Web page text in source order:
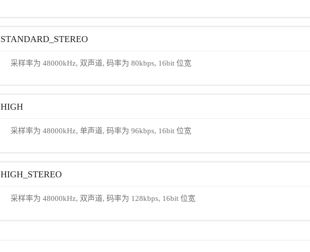
STANDARD_STEREO
采样率为 48000kHz, 双声道, 码率为 80kbps, 16bit 位宽
HIGH
采样率为 48000kHz, 单声道, 码率为 96kbps, 16bit 位宽
HIGH_STEREO
采样率为 48000kHz, 双声道, 码率为 128kbps, 16bit 位宽